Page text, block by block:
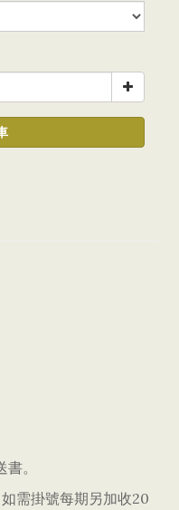
。
需掛號每期另加收20